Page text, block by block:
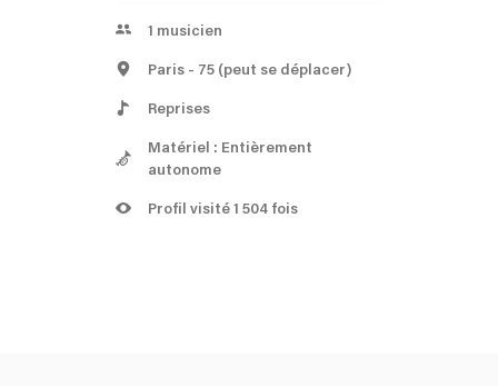
1 musicien
Paris - 75 (peut se déplacer)
Reprises
Matériel : Entièrement
autonome
Profil visité 1 504 fois